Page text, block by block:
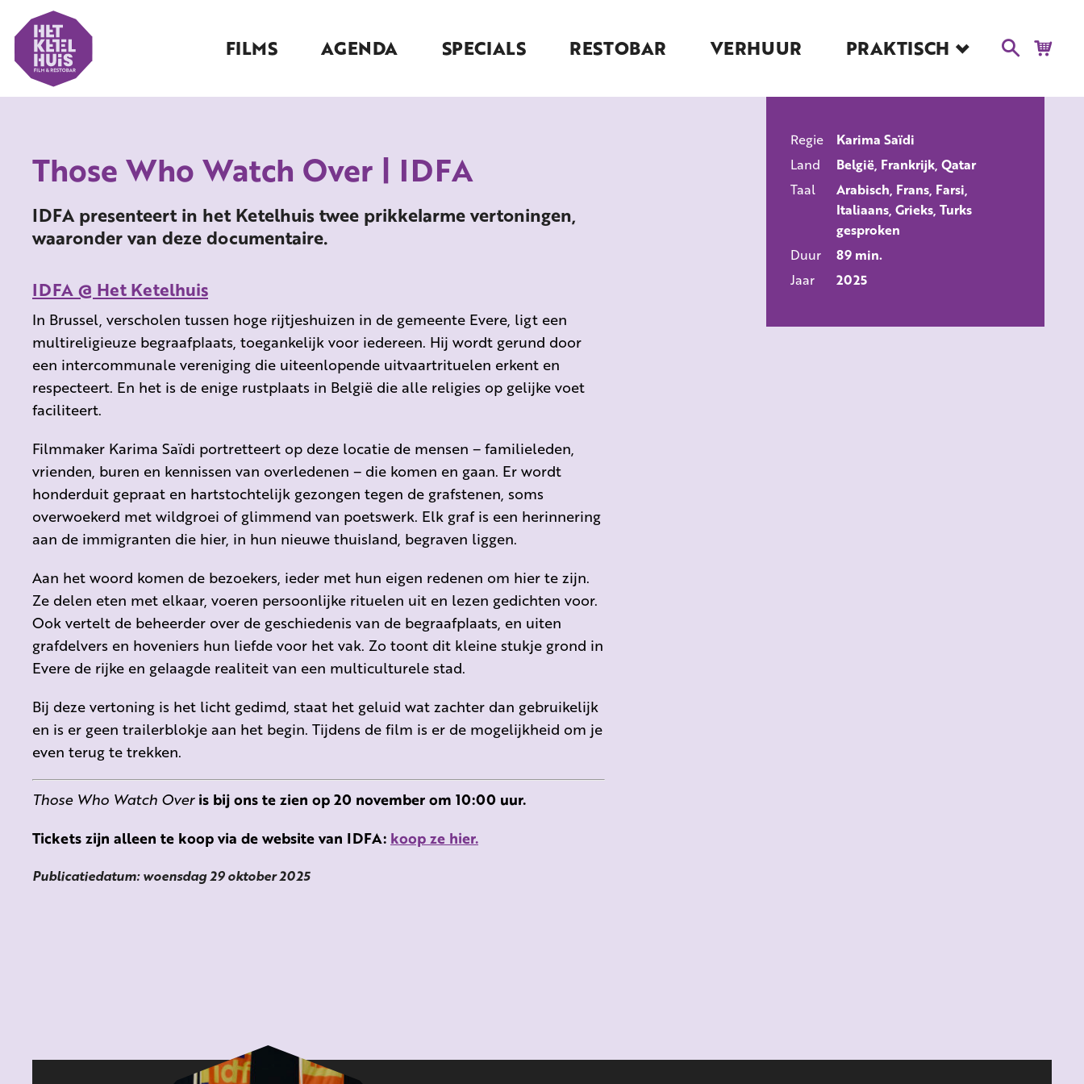
FILMS AGENDA SPECIALS RESTOBAR VERHUUR PRAKTISCH
Blog
Educatie
Kaartverkoop en
Tarieven
Over Het Ketelhuis
Vacatures
Those Who Watch Over | IDFA
IDFA presenteert in het Ketelhuis twee prikkelarme vertoningen,
waaronder van deze documentaire.
IDFA @ Het Ketelhuis
In Brussel, verscholen tussen hoge rijtjeshuizen in de gemeente Evere, ligt een
multireligieuze begraafplaats, toegankelijk voor iedereen. Hij wordt gerund door
een intercommunale vereniging die uiteenlopende uitvaartrituelen erkent en
respecteert. En het is de enige rustplaats in België die alle religies op gelijke voet
faciliteert.
Filmmaker Karima Saïdi portretteert op deze locatie de mensen – familieleden,
vrienden, buren en kennissen van overledenen – die komen en gaan. Er wordt
honderduit gepraat en hartstochtelijk gezongen tegen de grafstenen, soms
overwoekerd met wildgroei of glimmend van poetswerk. Elk graf is een herinnering
aan de immigranten die hier, in hun nieuwe thuisland, begraven liggen.
Aan het woord komen de bezoekers, ieder met hun eigen redenen om hier te zijn.
Ze delen eten met elkaar, voeren persoonlijke rituelen uit en lezen gedichten voor.
Ook vertelt de beheerder over de geschiedenis van de begraafplaats, en uiten
grafdelvers en hoveniers hun liefde voor het vak. Zo toont dit kleine stukje grond in
Evere de rijke en gelaagde realiteit van een multiculturele stad.
Bij deze vertoning is het licht gedimd, staat het geluid wat zachter dan gebruikelijk
en is er geen trailerblokje aan het begin. Tijdens de film is er de mogelijkheid om je
even terug te trekken.
Those Who Watch Overis bij ons te zien op 20 november om 10:00 uur.
Tickets zijn alleen te koop via de website van IDFA: koop ze hier.
Publicatiedatum: woensdag 29 oktober 2025
ALLE FILMS
Regie
Karima Saïdi
Land
België, Frankrijk, Qatar
Taal
Arabisch, Frans, Farsi,
Italiaans, Grieks, Turks
gesproken
Duur
89 min.
Jaar
2025